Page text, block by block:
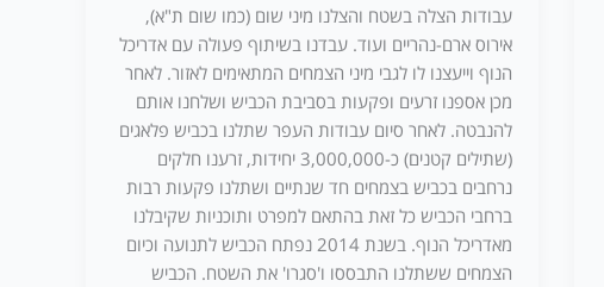
עבודות הצלה בשטח והצלנו מיני שום (כמו שום ת"א),
אירוס ארם-נהריים ועוד. עבדנו בשיתוף פעולה עם אדריכל
הנוף וייעצנו לו לגבי מיני הצמחים המתאימים לאזור. לאחר
מכן אספנו זרעים ופקעות בסביבת הכביש ושלחנו אותם
להנבטה. לאחר סיום עבודות העפר שתלנו בכביש פלאגים
(שתילים קטנים) כ-3,000,000 יחידות, זרענו חלקים
נרחבים בכביש בצמחים חד שנתיים ושתלנו פקעות רבות
ברחבי הכביש כל זאת בהתאם למפרט ותוכניות שקיבלנו
מאדריכל הנוף. בשנת 2014 נפתח הכביש לתנועה וכיום
הצמחים ששתלנו התבססו ו'סגרו' את השטח. הכביש